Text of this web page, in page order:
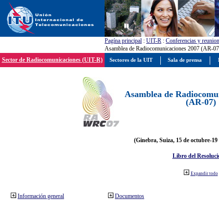
Pagína principal : UIT-R : Conferencias y
Asamblea de Radiocomunicaciones 2007 (AR-
Sector de Radiocomunicaciones (UIT-R)
Asamblea de
(AR-07)
(Ginebra, Suiza, 15 de octubre-19
Libro del
Expandir todo
Información general Documentos
Sectores de la UIT Sala de prensa